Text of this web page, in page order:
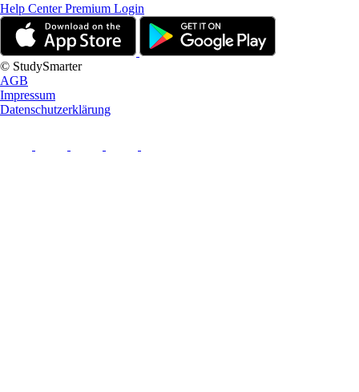
Help CenterPremium Login
© StudySmarter
AGB
Impressum
Datenschutzerklärung